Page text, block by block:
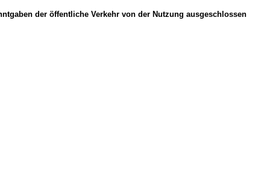
der öffentliche Verkehr von der Nutzung ausgeschlossen